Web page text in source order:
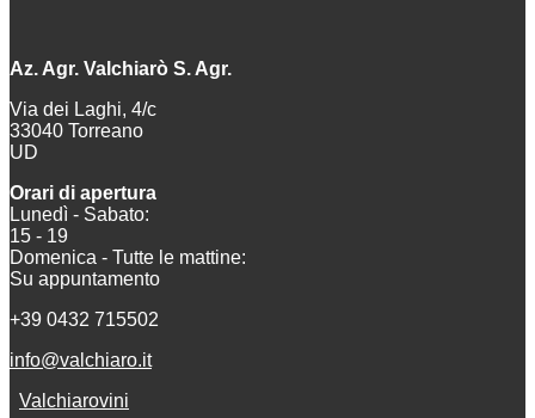
Az. Agr. Valchiarò S. Agr.
Via dei Laghi, 4/c
33040 Torreano
UD
Orari di apertura
Lunedì - Sabato:
15 - 19
Domenica - Tutte le mattine:
Su appuntamento
+39 0432 715502
info@valchiaro.it
Valchiarovini